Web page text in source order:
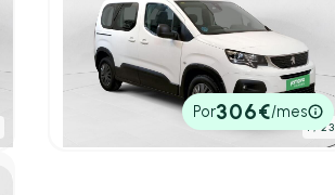
1/ 23
Peugeot Rifter
1.5 BLUEHDI 100CV ALLURE
BUSINESS STAND 5P
24.121 km100cvManual
Por306€/mes